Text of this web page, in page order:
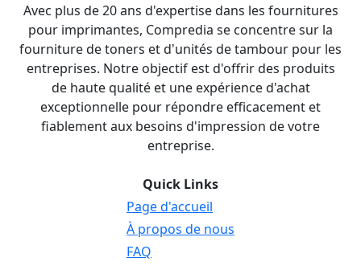
Avec plus de 20 ans d'expertise dans les fournitures
pour imprimantes, Compredia se concentre sur la
fourniture de toners et d'unités de tambour pour les
entreprises. Notre objectif est d'offrir des produits
de haute qualité et une expérience d'achat
exceptionnelle pour répondre efficacement et
fiablement aux besoins d'impression de votre
entreprise.
Quick Links
Page d'accueil
À propos de nous
FAQ